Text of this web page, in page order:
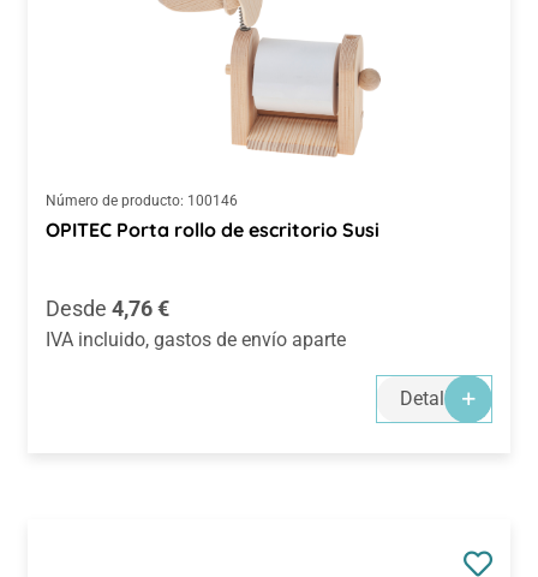
Número de producto: 100146
OPITEC Porta rollo de escritorio Susi
Precio normal:
Desde 4,76 €
IVA incluido, gastos de envío aparte
Detalles